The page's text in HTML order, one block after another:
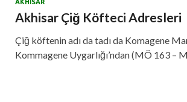
AKHISAR
Akhisar Çiğ Köfteci Adresleri
Çiğ köftenin adı da tadı da Komagene
Kommagene Uygarlığı’ndan (MÖ 163 –